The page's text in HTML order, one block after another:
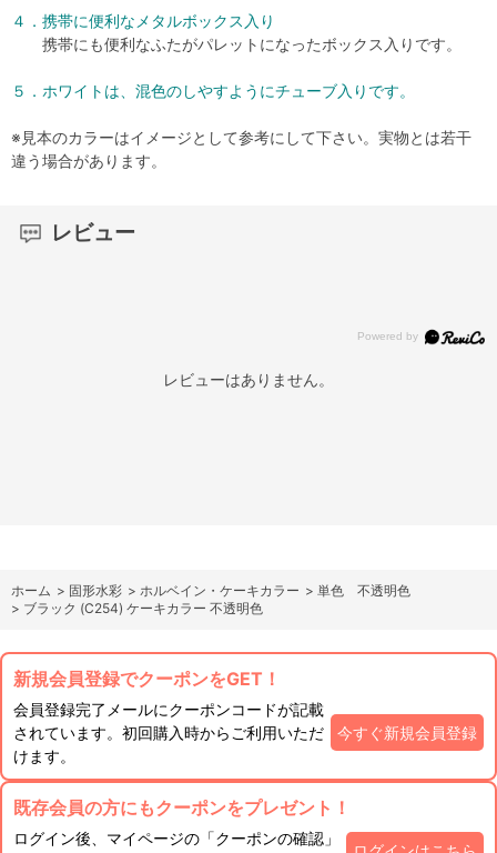
４．携帯に便利なメタルボックス入り
携帯にも便利なふたがパレットになったボックス入りです。
５．ホワイトは、混色のしやすようにチューブ入りです。
※見本のカラーはイメージとして参考にして下さい。実物とは若干
違う場合があります。
レビュー
レビューはありません。
ホーム > 固形水彩 > ホルベイン・ケーキカラー > 単色 不透明色
> ブラック (C254) ケーキカラー 不透明色
新規会員登録でクーポンをGET！
会員登録完了メールにクーポンコードが記載
されています。初回購入時からご利用いただ
けます。
今すぐ新規会員登録
既存会員の方にもクーポンをプレゼント！
ログイン後、マイページの「クーポンの確認」